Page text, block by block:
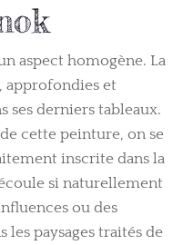
aspect homogène. La
approfondies et
ses derniers tableaux.
de cette peinture, on se
inscrite dans la
si naturellement
ou des
les paysages traités de